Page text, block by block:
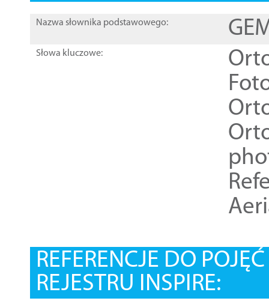
Nazwa słownika podstawowego:
Słowa kluczowe:
REFERENCJE DO
REJESTRU INSPIRE: